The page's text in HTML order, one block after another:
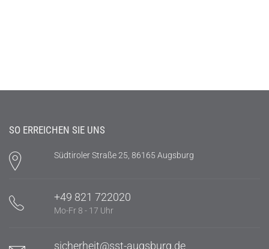
SO ERREICHEN SIE UNS
Südtiroler Straße 25, 86165 Augsburg
+49 821 722020
Mo-Fr 8 - 17 Uhr
sicherheit@sst-augsburg.de